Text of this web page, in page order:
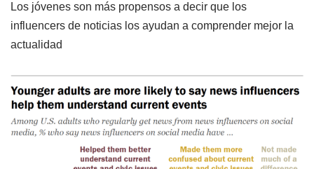
Los jóvenes son más propensos a decir que los
influencers de noticias los ayudan a comprender mejor la
actualidad